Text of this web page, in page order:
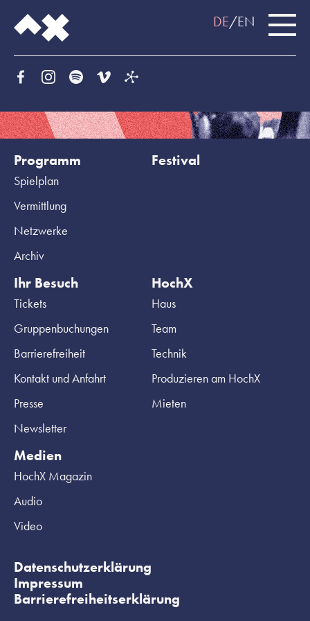
DE EN
Programm
Spielplan
Vermittlung
Netzwerke
Archiv
Festival
Ihr Besuch
Tickets
Gruppenbuchungen
Barrierefreiheit
Kontakt und Anfahrt
Presse
Newsletter
HochX
Haus
Team
Technik
Produzieren am HochX
Mieten
Medien
HochX Magazin
Audio
Video
Datenschutzerklärung
Impressum
Barrierefreiheitserklärung